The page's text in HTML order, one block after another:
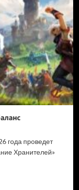
года проведет
Хранителей»